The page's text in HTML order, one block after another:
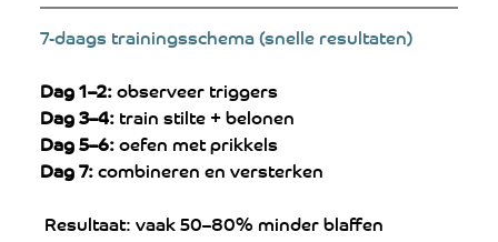
7-daags trainingsschema (snelle resultaten)
Dag 1–2: observeer triggers
Dag 3–4: train stilte + belonen
Dag 5–6: oefen met prikkels
Dag 7: combineren en versterken
Resultaat: vaak 50–80% minder blaffen